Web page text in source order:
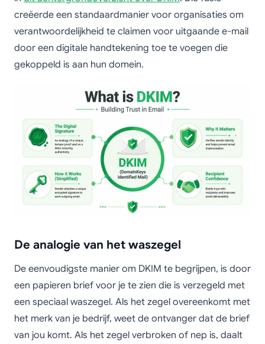
creëerde een standaardmanier voor organisaties om
verantwoordelijkheid te claimen voor uitgaande e-mail
door een digitale handtekening toe te voegen die
gekoppeld is aan hun domein.
De analogie van het waszegel
De eenvoudigste manier om DKIM te begrijpen, is door
een papieren brief voor je te zien die is verzegeld met
een speciaal waszegel. Als het zegel overeenkomt met
het merk van je bedrijf, weet de ontvanger dat de brief
van jou komt. Als het zegel verbroken of nep is, daalt